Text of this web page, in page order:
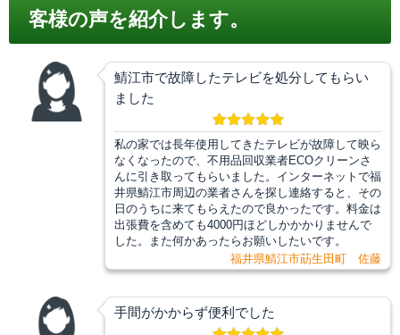
客様の声を紹介します。
鯖江市で故障したテレビを処分してもらい
ました
私の家では長年使用してきたテレビが故障して映ら
なくなったので、不用品回収業者ECOクリーンさ
んに引き取ってもらいました。インターネットで福
井県鯖江市周辺の業者さんを探し連絡すると、その
日のうちに来てもらえたので良かったです。料金は
出張費を含めても4000円ほどしかかかりませんで
した。また何かあったらお願いしたいです。
福井県鯖江市莇生田町 佐藤
手間がかからず便利でした